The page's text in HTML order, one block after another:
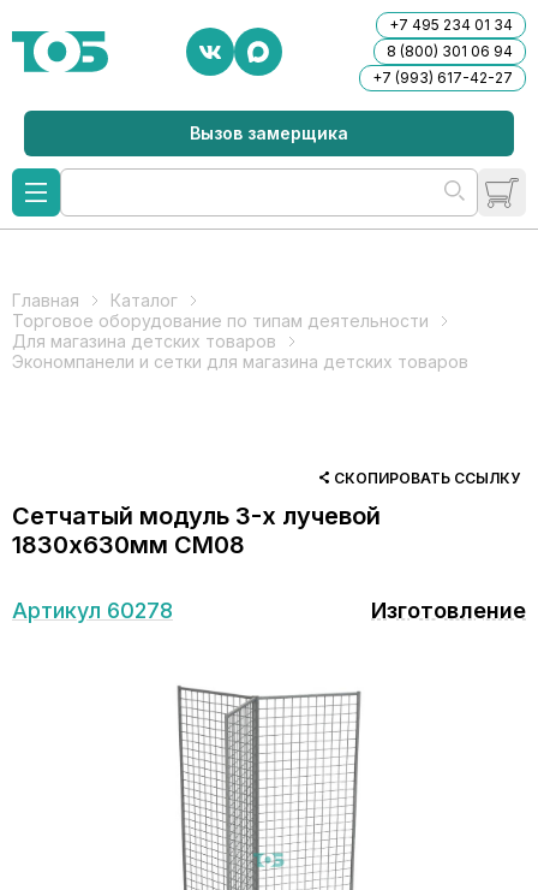
+7 495 234 01 34
8 (800) 301 06 94
+7 (993) 617-42-27
Вызов замерщика
Главная
Каталог
Торговое оборудование по типам деятельности
Для магазина детских товаров
Экономпанели и сетки для магазина детских товаров
СКОПИРОВАТЬ ССЫЛКУ
Сетчатый модуль 3-х лучевой
1830х630мм СМ08
Артикул 60278 Изготовление